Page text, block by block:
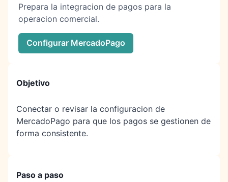
Prepara la integracion de pagos para la
operacion comercial.
Configurar MercadoPago
Objetivo
Conectar o revisar la configuracion de
MercadoPago para que los pagos se gestionen de
forma consistente.
Paso a paso